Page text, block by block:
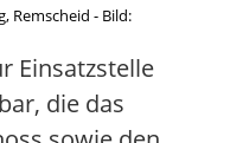
Remscheid - Bild:
Einsatzstelle
die das